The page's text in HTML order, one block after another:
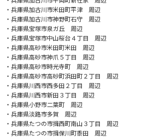
・兵庫県加古川市米田町平津 周辺
・兵庫県加古川市神野町石守 周辺
・兵庫県宝塚市泉ガ丘 周辺
・兵庫県宝塚市中山桜台４丁目 周辺
・兵庫県高砂市米田町米田 周辺
・兵庫県高砂市神爪５丁目 周辺
・兵庫県高砂市時光寺町 周辺
・兵庫県高砂市高砂町浜田町２丁目 周辺
・兵庫県川西市西多田２丁目 周辺
・兵庫県川西市新田３丁目 周辺
・兵庫県小野市二葉町 周辺
・兵庫県淡路市多賀 周辺
・兵庫県たつの市揖西町南山３丁目 周辺
・兵庫県たつの市揖保川町黍田 周辺